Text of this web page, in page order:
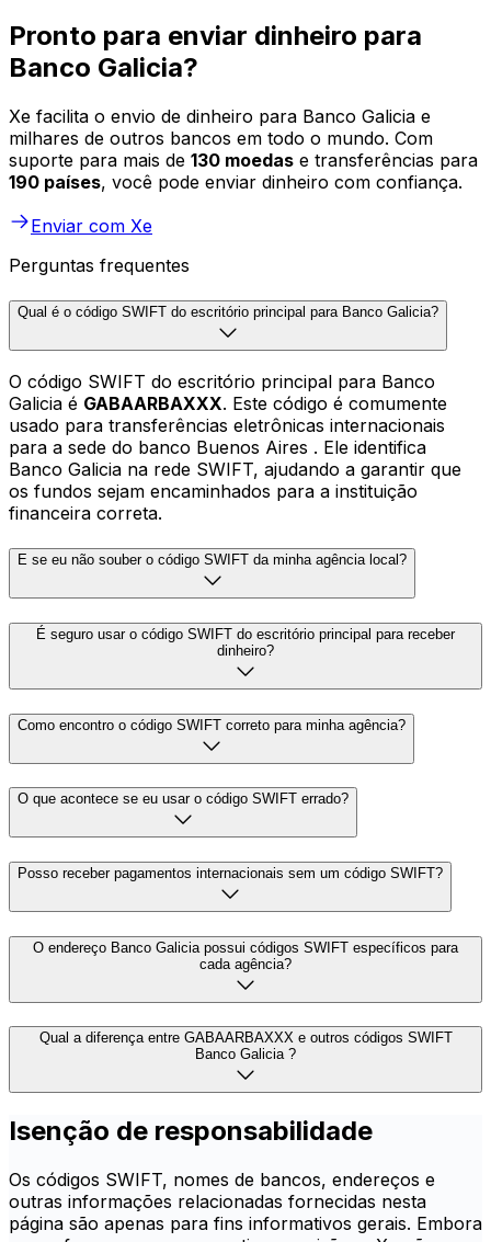
Pronto para enviar dinheiro para
Banco Galicia?
Xe facilita o envio de dinheiro para Banco Galicia e
milhares de outros bancos em todo o mundo. Com
suporte para mais de 130 moedas e transferências para
190 países, você pode enviar dinheiro com confiança.
Enviar com Xe
Perguntas frequentes
Qual é o código SWIFT do escritório principal para Banco Galicia?
O código SWIFT do escritório principal para Banco
Galicia é GABAARBAXXX. Este código é comumente
usado para transferências eletrônicas internacionais
para a sede do banco Buenos Aires . Ele identifica
Banco Galicia na rede SWIFT, ajudando a garantir que
os fundos sejam encaminhados para a instituição
financeira correta.
E se eu não souber o código SWIFT da minha agência local?
É seguro usar o código SWIFT do escritório principal para receber
dinheiro?
Como encontro o código SWIFT correto para minha agência?
O que acontece se eu usar o código SWIFT errado?
Posso receber pagamentos internacionais sem um código SWIFT?
O endereço Banco Galicia possui códigos SWIFT específicos para
cada agência?
Qual a diferença entre GABAARBAXXX e outros códigos SWIFT
Banco Galicia ?
Isenção de responsabilidade
Os códigos SWIFT, nomes de bancos, endereços e
outras informações relacionadas fornecidas nesta
página são apenas para fins informativos gerais. Embora